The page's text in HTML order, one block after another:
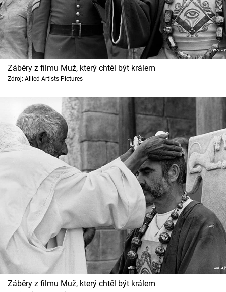
Záběry z filmu Muž, který chtěl být králem
Zdroj: Allied Artists Pictures
Záběry z filmu Muž, který chtěl být králem